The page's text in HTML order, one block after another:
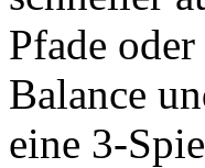
Pfade
Balance
eine 3-